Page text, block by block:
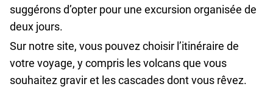
suggérons d’opter pour une excursion organisée de
deux jours.
Sur notre site, vous pouvez choisir l’itinéraire de
votre voyage, y compris les volcans que vous
souhaitez gravir et les cascades dont vous rêvez.